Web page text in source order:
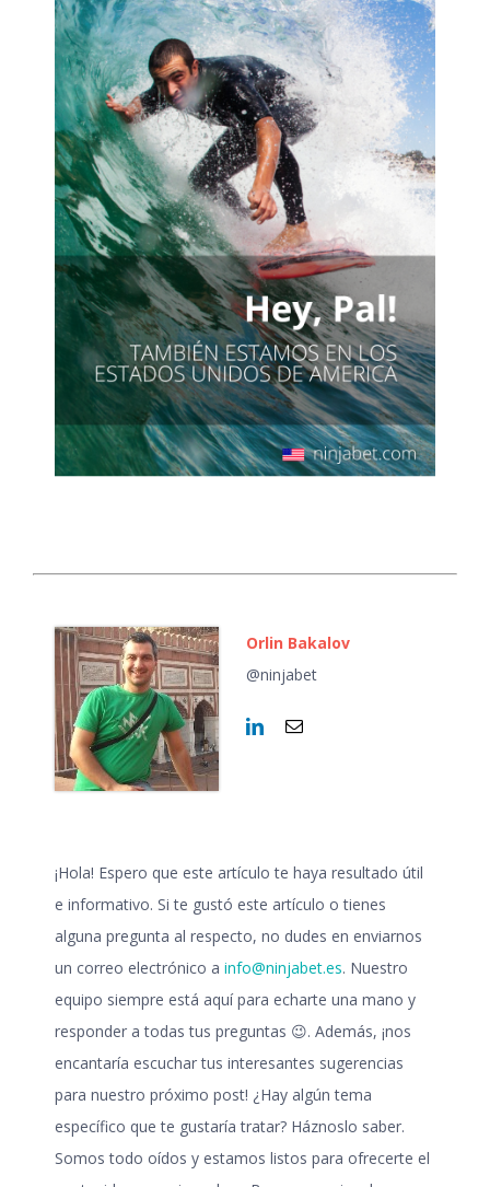
Orlin Bakalov
@ninjabet
¡Hola! Espero que este artículo te haya resultado útil
e informativo. Site gustó este artículo o tienes
alguna pregunta al respecto, no dudes en enviarnos
un correo electrónico a info@ninjabet.es. Nuestro
equipo siempre está aquí para echarte una mano y
responder a todas tus preguntas 😉. Además, ¡nos
encantaría escuchar tus interesantes sugerencias
para nuestro próximo post! ¿Hay algún tema
específico que te gustaría tratar? Háznoslo saber.
Somos todo oídos y estamos listos para ofrecerte el